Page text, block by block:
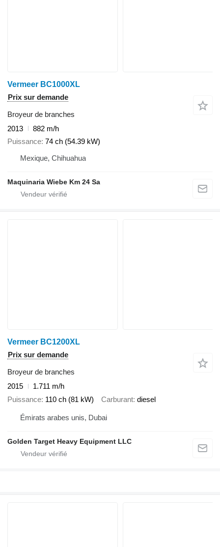
Vermeer BC1000XL
Prix sur demande
Broyeur de branches
2013
882 m/h
Puissance 74 ch (54.39 kW)
Mexique, Chihuahua
Maquinaria Wiebe Km 24 Sa
Vermeer BC1200XL
Prix sur demande
Broyeur de branches
2015
1.711 m/h
Puissance 110 ch (81 kW) Carburant diesel
Émirats arabes unis, Dubai
Golden Target Heavy Equipment LLC